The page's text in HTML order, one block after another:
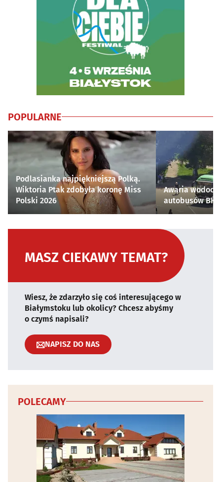
POPULARNE
Podlasianka najpiękniejszą Polką.
Wiktoria Ptak zdobyła koronę Miss
Polski 2026
Awaria
autobusów
MASZ CIEKAWY TEMAT?
Wiesz, że zdarzyło się coś interesującego w
Białymstoku lub okolicy? Chcesz abyśmy
o czymś napisali?
NAPISZ DO NAS
POLECAMY